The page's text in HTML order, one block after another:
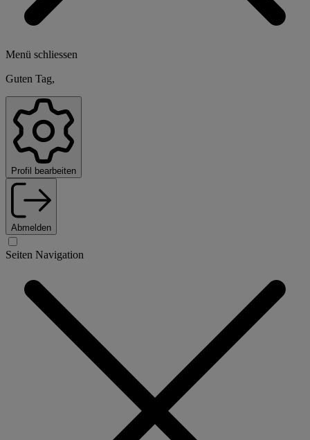
Menü schliessen
Guten Tag,
Profil bearbeiten
Abmelden
Seiten Navigation